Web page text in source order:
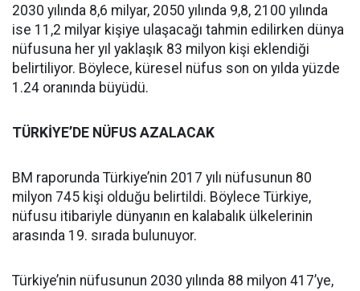
2030 yılında 8,6 milyar, 2050 yılında 9,8, 2100 yılında
ise 11,2 milyar kişiye ulaşacağı tahmin edilirken dünya
nüfusuna her yıl yaklaşık 83 milyon kişi eklendiği
belirtiliyor. Böylece, küresel nüfus son on yılda yüzde
1.24 oranında büyüdü.
TÜRKİYE’DE NÜFUS AZALACAK
BM raporunda Türkiye’nin 2017 yılı nüfusunun 80
milyon 745 kişi olduğu belirtildi. Böylece Türkiye,
nüfusu itibariyle dünyanın en kalabalık ülkelerinin
arasında 19. sırada bulunuyor.
Türkiye’nin nüfusunun 2030 yılında 88 milyon 417’ye,